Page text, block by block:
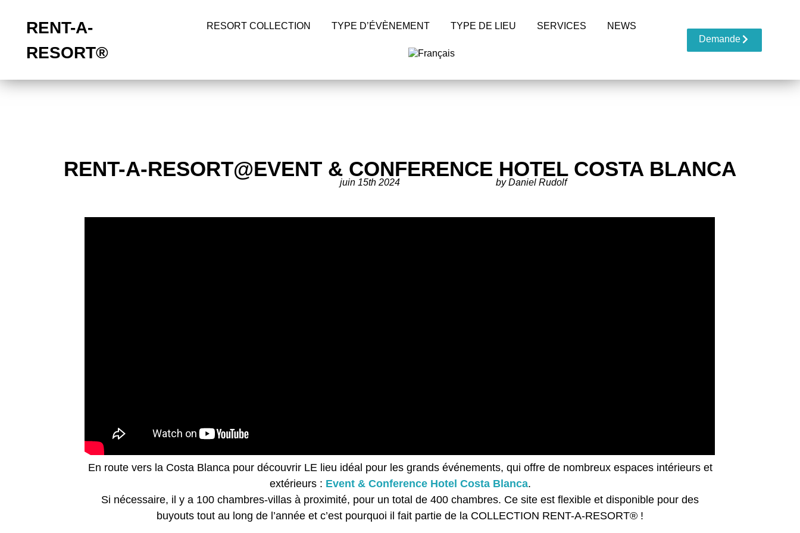
RENT-A-
RESORT®
RESORT COLLECTION TYPE D’ÉVÈNEMENT TYPE DE LIEU SERVICES
NEWS
Demande
RENT-A-RESORT@EVENT & CONFERENCE HOTEL COSTA BLANCA
juin 15th 2024 by Daniel Rudolf
En route vers la Costa Blanca pour découvrir LE lieu idéal pour les grands événements, qui offre de nombreux espaces intérieurs et
extérieurs : Event & Conference Hotel Costa Blanca.
Si nécessaire, il y a 100 chambres-villas à proximité, pour un total de 400 chambres. Ce site est flexible et disponible pour des
buyouts tout au long de l’année et c’est pourquoi il fait partie de la COLLECTION RENT-A-RESORT® !